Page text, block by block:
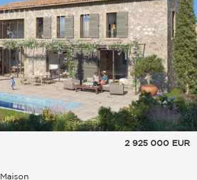
2 925 000 EUR
Maison